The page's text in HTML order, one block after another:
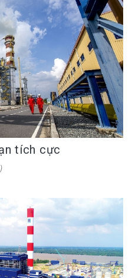
tích cực